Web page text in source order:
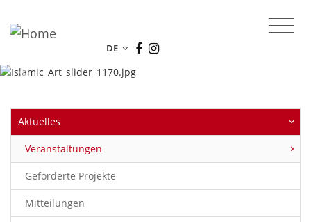
DE
Previous
Aktuelles
Veranstaltungen
Geförderte Projekte
Mitteilungen